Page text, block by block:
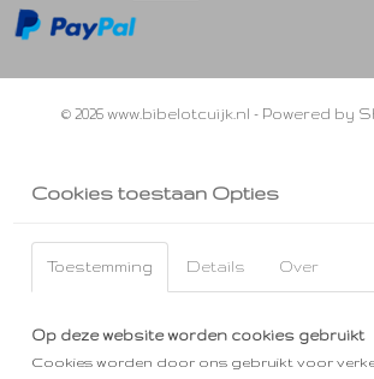
© 2026 www.bibelotcuijk.nl - Powered by
Cookies toestaan Opties
Toestemming Details Over
Op deze website worden cookies gebruikt
Cookies worden door ons gebruikt voor